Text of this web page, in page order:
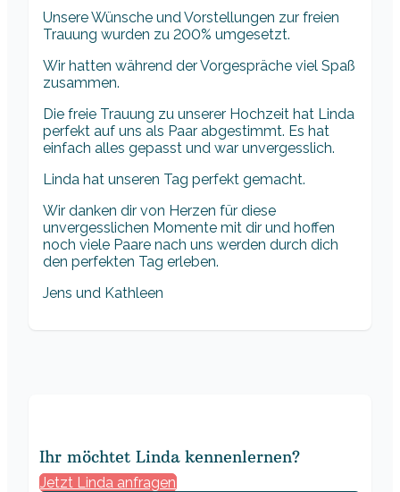
Unsere Wünsche und Vorstellungen zur freien
Trauung wurden zu 200% umgesetzt.
Wir hatten während der Vorgespräche viel Spaß
zusammen.
Die freie Trauung zu unserer Hochzeit hat Linda
perfekt auf uns als Paar abgestimmt. Es hat
einfach alles gepasst und war unvergesslich.
Linda hat unseren Tag perfekt gemacht.
Wir danken dir von Herzen für diese
unvergesslichen Momente mit dir und hoffen
noch viele Paare nach uns werden durch dich
den perfekten Tag erleben.
Jens und Kathleen
Ihr möchtet Linda kennenlernen?
Jetzt Linda anfragen